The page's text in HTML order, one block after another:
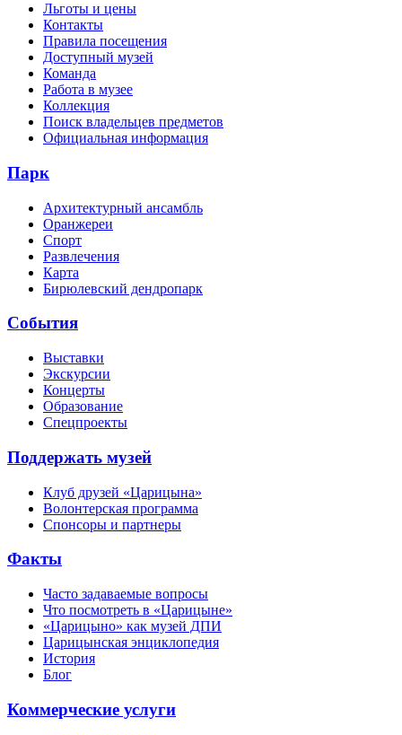
Льготы и цены
Контакты
Правила посещения
Доступный музей
Команда
Работа в музее
Коллекция
Поиск владельцев предметов
Официальная информация
Парк
Архитектурный ансамбль
Оранжереи
Спорт
Развлечения
Карта
Бирюлевский дендропарк
События
Выставки
Экскурсии
Концерты
Образование
Спецпроекты
Поддержать музей
Клуб друзей «Царицына»
Волонтерская программа
Спонсоры и партнеры
Факты
Часто задаваемые вопросы
Что посмотреть в «Царицыне»
«Царицыно» как музей ДПИ
Царицынская энциклопедия
История
Блог
Коммерческие услуги